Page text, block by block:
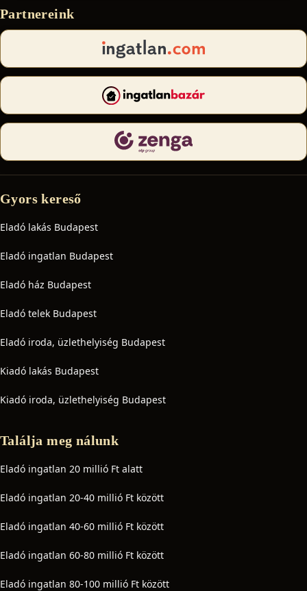
Partnereink
Gyors kereső
Eladó lakás Budapest
Eladó ingatlan Budapest
Eladó ház Budapest
Eladó telek Budapest
Eladó iroda, üzlethelyiség Budapest
Kiadó lakás Budapest
Kiadó iroda, üzlethelyiség Budapest
Találja meg nálunk
Eladó ingatlan 20 millió Ft alatt
Eladó ingatlan 20-40 millió Ft között
Eladó ingatlan 40-60 millió Ft között
Eladó ingatlan 60-80 millió Ft között
Eladó ingatlan 80-100 millió Ft között